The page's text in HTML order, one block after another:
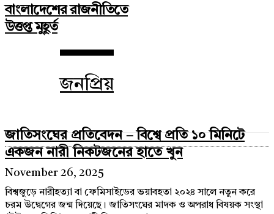
বাংলাদেশের রাজনীতিতে
উত্তপ্ত মুহূর্ত
জনপ্রিয়
জাতিসংঘের প্রতিবেদন – বিশ্বে প্রতি ১০ মিনিটে
একজন নারী নিকটজনের হাতে খুন
November 26, 2025
বিশ্বজুড়ে নারীহত্যা বা ফেমিসাইডের ভয়াবহতা ২০২৪ সালে নতুন করে
চরম উদ্বেগের জন্ম দিয়েছে। জাতিসংঘের মাদক ও অপরাধ বিষয়ক সংস্থা